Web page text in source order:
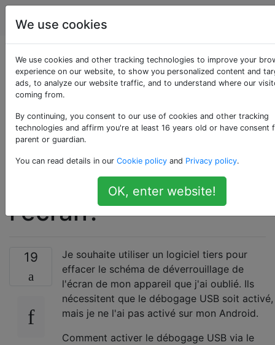
Android
Comment activer le
débogage USB dans
Android en cas de
motif oublié pour le
déverrouillage de
l'écran?
19
Je souhaite utiliser un logiciel tiers pour
effacer le schéma de déverrouillage de
l'écran de mon appareil que j'ai oublié. Ils
nécessitent que le débogage USB soit activé,
mais je ne l'ai pas activé sur mon Android.
Comment activer le débogage USB via le
We use cookies
We use cookies and other tracking technologies to improve your
experience on our website, to show you personalized content and
ads, to analyze our website traffic, and to understand where our
coming from.
By continuing, you consent to our use of cookies and other tracking
technologies and affirm you're at least 16 years old or have consent
parent or guardian.
You can read details in our Cookie policy and Privacy policy.
OK, enter website!